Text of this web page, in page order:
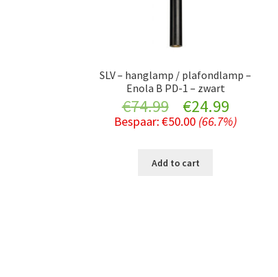
SLV – hanglamp / plafondlamp –
Enola B PD-1 – zwart
€74.99
Original
price
was:
€24.99Current
price
Bespaar:€50.00 (66.7%)
Add to cart